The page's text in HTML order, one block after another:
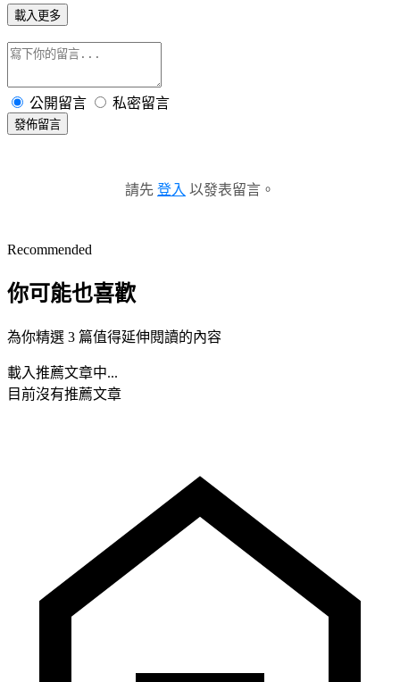
載入更多
公開留言 私密留言
發佈留言
請先 登入 以發表留言。
Recommended
你可能也喜歡
為你精選 3 篇值得延伸閱讀的內容
載入推薦文章中...
目前沒有推薦文章